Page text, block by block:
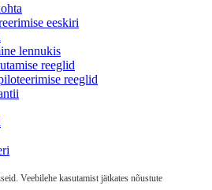
eeskiri
lennukis
reeglid
reeglid
Veebilehe kasutamist jätkates nõustute